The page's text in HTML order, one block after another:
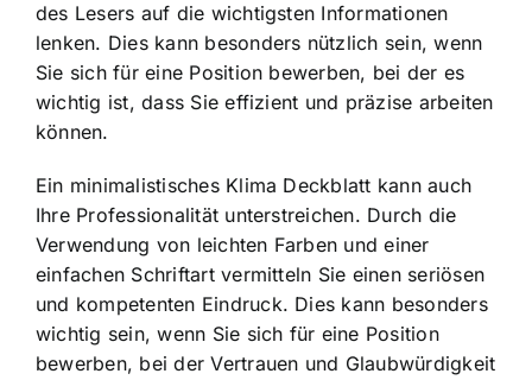
des Lesers auf die wichtigsten Informationen
lenken. Dies kann besonders nützlich sein, wenn
Sie sich für eine Position bewerben, bei der es
wichtig ist, dass Sie effizient und präzise arbeiten
können.
Ein minimalistisches Klima Deckblatt kann auch
Ihre Professionalität unterstreichen. Durch die
Verwendung von leichten Farben und einer
einfachen Schriftart vermitteln Sie einen seriösen
und kompetenten Eindruck. Dies kann besonders
wichtig sein, wenn Sie sich für eine Position
bewerben, bei der Vertrauen und Glaubwürdigkeit